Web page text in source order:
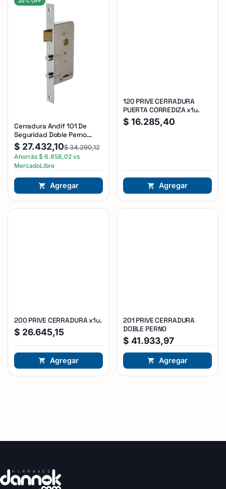
Cerradura Andif 101 De
Seguridad Doble Perno
Reforzada Plateado
$ 27.432,10$34.290,12
Ahorrás $ 6.858,02 vs
MercadoLibre
Agregar
120 PRIVE CERRADURA
PUERTA CORREDIZA x1u.
$ 16.285,40
Agregar
200 PRIVE CERRADURA x1u.
$ 26.645,15
Agregar
201 PRIVE CERRADURA
DOBLE PERNO
$ 41.933,97
Agregar